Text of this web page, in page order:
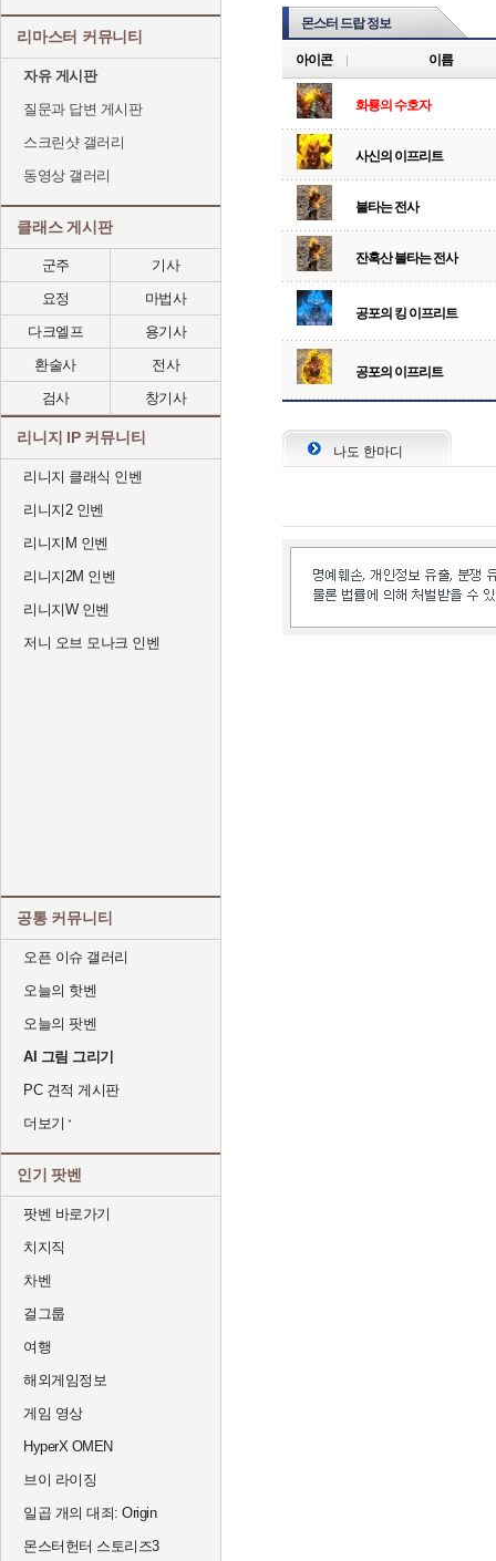
리마스터 커뮤니티
자유 게시판
질문과 답변 게시판
스크린샷 갤러리
동영상 갤러리
클래스 게시판
군주
기사
요정
마법사
다크엘프
용기사
환술사
전사
검사
창기사
리니지 IP 커뮤니티
리니지 클래식 인벤
리니지2 인벤
리니지M 인벤
리니지2M 인벤
리니지W 인벤
저니 오브 모나크 인벤
공통 커뮤니티
오픈 이슈 갤러리
오늘의 핫벤
오늘의 팟벤
AI 그림 그리기
PC 견적 게시판
더보기
인기 팟벤
팟벤 바로가기
치지직
차벤
걸그룹
여행
해외게임정보
게임 영상
HyperX OMEN
브이 라이징
일곱 개의 대죄: Origin
몬스터헌터 스토리즈3
몬스터 드랍 정보
아이콘 이름
화룡의 수호자
사신의 이프리트
불타는 전사
잔혹산 불타는 전사
공포의 킹 이프리트
공포의 이프리트
나도 한마디